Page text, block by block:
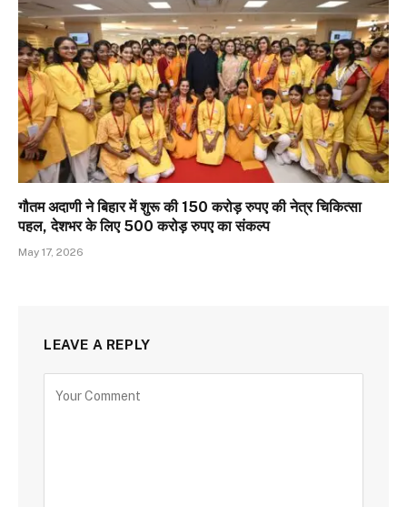
गौतम अदाणी ने बिहार में शुरू की 150 करोड़ रुपए की नेत्र चिकित्सा
पहल, देशभर के लिए 500 करोड़ रुपए का संकल्प
May 17, 2026
LEAVE A REPLY